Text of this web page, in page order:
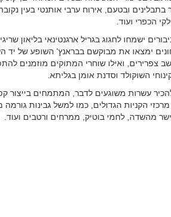
בתבלינים ובטעם, אירוח ערבי אותנטי בעין
הכפרי ועוד.
ישמחו לחגוג בגריל ארגנטינאי בליאון
ימצאו את מבוקשם בבראנץ' השופע של יד
צפרירים, ואילו שוחרי המתוקים מוזמנים
השוקולד וסדנת אומן בגליתא.
עשרות משוגעים לדבר, המתמחים בייצור
הקניות הגדולים, כמו למשל גבינות גורמה
מהשדה, לחמי בוטיק, ממרחים ורטבים ועוד.